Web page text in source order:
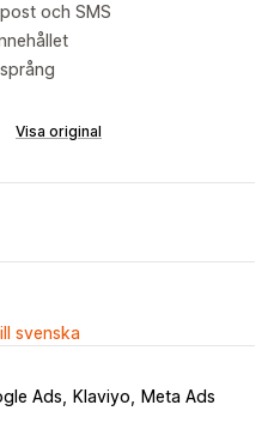
och SMS
Visa original
svenska
Ads Klaviyo Meta Ads